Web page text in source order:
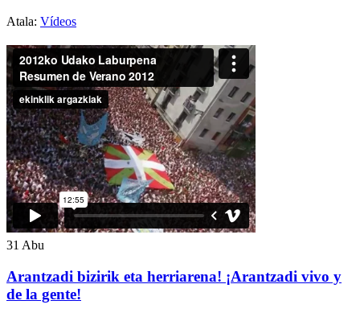
Atala: Vídeos
31 Abu
Arantzadi bizirik eta herriarena! ¡Arantzadi vivo y
de la gente!